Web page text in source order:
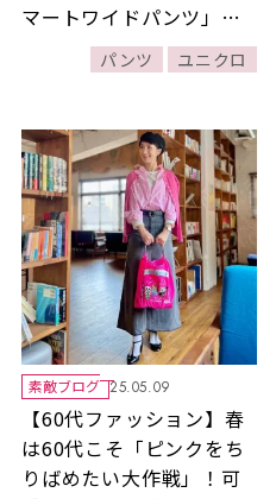
マートワイドパンツ」着
まわし3days
パンツ ユニクロ
素敵ブログ 25.05.09
【60代ファッション】春
は60代こそ「ピンクをち
りばめたい大作戦」！可